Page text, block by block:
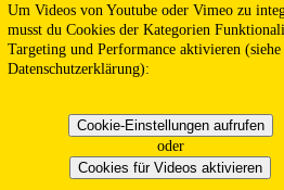
Um Videos von Youtube oder Vimeo zu
musst du Cookies der Kategorien
Targeting und Performance aktivieren (siehe
Datenschutzerklärung):
Cookie-Einstellungen aufrufen
oder
Cookies für Videos aktivieren